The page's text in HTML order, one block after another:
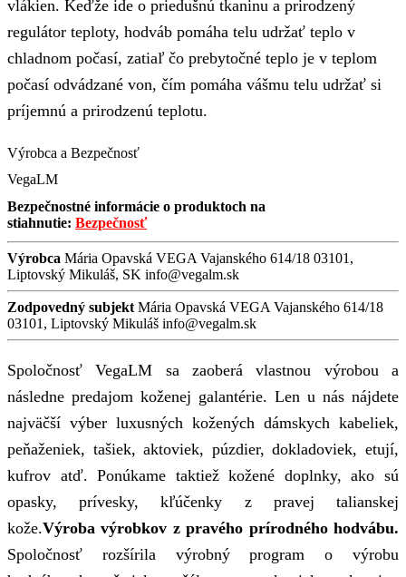
vlákien. Keďže ide o priedušnú tkaninu a prirodzený
regulátor teploty, hodváb pomáha telu udržať teplo v
chladnom počasí, zatiaľ čo prebytočné teplo je v teplom
počasí odvádzané von, čím pomáha vášmu telu udržať si
príjemnú a prirodzenú teplotu.
Výrobca a Bezpečnosť
VegaLM
Bezpečnostné informácie o produktoch na
stiahnutie: Bezpečnosť
Výrobca Mária Opavská VEGA Vajanského 614/18 03101,
Liptovský Mikuláš, SK info@vegalm.sk
Zodpovedný subjekt Mária Opavská VEGA Vajanského 614/18
03101, Liptovský Mikuláš info@vegalm.sk
Spoločnosť VegaLM sa zaoberá vlastnou výrobou a
následne predajom koženej galantérie. Len u nás nájdete
najväčší výber luxusných kožených dámskych kabeliek,
peňaženiek, tašiek, aktoviek, púzdier, dokladoviek, etují,
kufrov atď. Ponúkame taktiež kožené doplnky, ako sú
opasky, prívesky, kľúčenky z pravej talianskej
kože.Výroba výrobkov z pravého prírodného hodvábu.
Spoločnosť rozšírila výrobný program o výrobu